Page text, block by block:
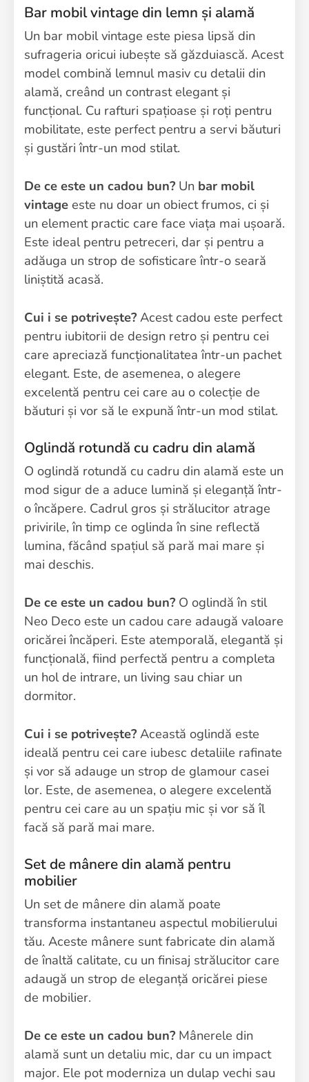
Bar mobil vintage din lemn și alamă
Un bar mobil vintage este piesa lipsă din
sufrageria oricui iubește să găzduiască. Acest
model combină lemnul masiv cu detalii din
alamă, creând un contrast elegant și
funcțional. Cu rafturi spațioase și roți pentru
mobilitate, este perfect pentru a servi băuturi
și gustări într-un mod stilat.
De ce este un cadou bun? Un bar mobil
vintage este nu doar un obiect frumos, ci și
un element practic care face viața mai ușoară.
Este ideal pentru petreceri, dar și pentru a
adăuga un strop de sofisticare într-o seară
liniștită acasă.
Cui i se potrivește? Acest cadou este perfect
pentru iubitorii de design retro și pentru cei
care apreciază funcționalitatea într-un pachet
elegant. Este, de asemenea, o alegere
excelentă pentru cei care au o colecție de
băuturi și vor să le expună într-un mod stilat.
Oglindă rotundă cu cadru din alamă
O oglindă rotundă cu cadru din alamă este un
mod sigur de a aduce lumină și eleganță într-
o încăpere. Cadrul gros și strălucitor atrage
privirile, în timp ce oglinda în sine reflectă
lumina, făcând spațiul să pară mai mare și
mai deschis.
De ce este un cadou bun? O oglindă în stil
Neo Deco este un cadou care adaugă valoare
oricărei încăperi. Este atemporală, elegantă și
funcțională, fiind perfectă pentru a completa
un hol de intrare, un living sau chiar un
dormitor.
Cui i se potrivește? Această oglindă este
ideală pentru cei care iubesc detaliile rafinate
și vor să adauge un strop de glamour casei
lor. Este, de asemenea, o alegere excelentă
pentru cei care au un spațiu mic și vor să îl
facă să pară mai mare.
Set de mânere din alamă pentru
mobilier
Un set de mânere din alamă poate
transforma instantaneu aspectul mobilierului
tău. Aceste mânere sunt fabricate din alamă
de înaltă calitate, cu un finisaj strălucitor care
adaugă un strop de eleganță oricărei piese
de mobilier.
De ce este un cadou bun? Mânerele din
alamă sunt un detaliu mic, dar cu un impact
major. Ele pot moderniza un dulap vechi sau